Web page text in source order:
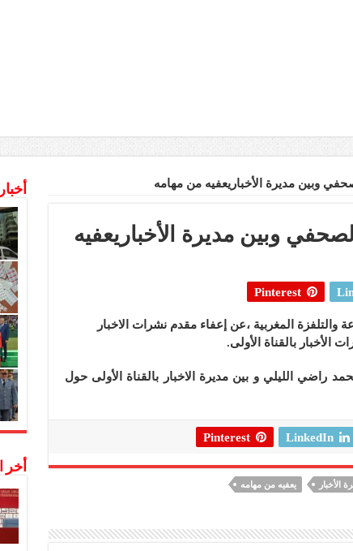
وبين مديرة الأخباريعفيه من مهامه
وبين مديرة الأخباريعفيه
Pinterest
من الاداعة والتلفزة المغربية ،عن إعفاء مقدم نشرات الاخبار
بالقناة الأولى.
راضي الليلي و بين مديرة الاخبار بالقناة الأولى حول
LinkedIn
Pinterest
الأخبار يعفيه من مهامه
أخر